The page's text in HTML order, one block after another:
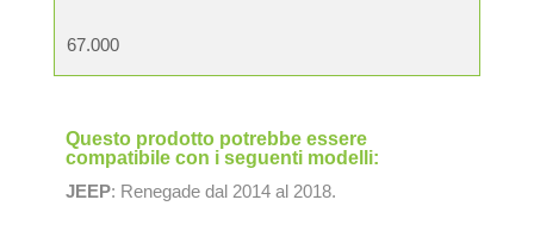
67.000
Questo prodotto potrebbe essere
compatibile con i seguenti modelli:
JEEP: Renegade dal 2014 al 2018.